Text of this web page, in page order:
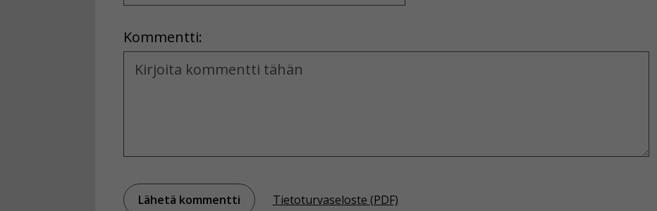
Kommentti:
Kommentti
Tietoturvaseloste (PDF)